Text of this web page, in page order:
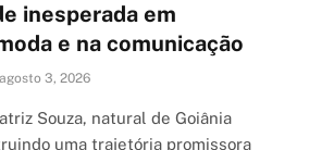
inesperada em
e na comunicação
agosto 3, 2026
Souza, natural de Goiânia
uma trajetória promissora